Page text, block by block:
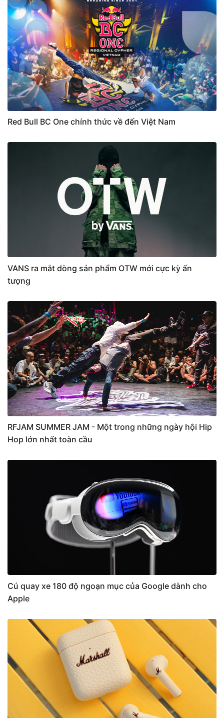
Red Bull BC One chính thức về đến Việt Nam
VANS ra mắt dòng sản phẩm OTW mới cực kỳ ấn
tượng
RFJAM SUMMER JAM - Một trong những ngày hội Hip
Hop lớn nhất toàn cầu
Cú quay xe 180 độ ngoạn mục của Google dành cho
Apple